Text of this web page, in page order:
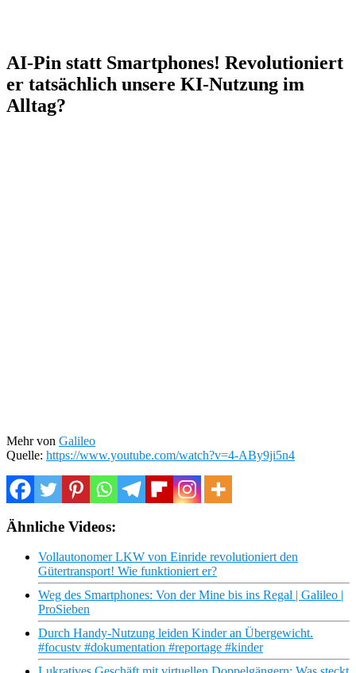
AI-Pin statt Smartphones! Revolutioniert
er tatsächlich unsere KI-Nutzung im
Alltag?
Mehr von Galileo
Quelle: https://www.youtube.com/watch?v=4-ABy9ji5n4
Ähnliche Videos:
Vollautonomer LKW von Einride revolutioniert den
Gütertransport! Wie funktioniert er?
Weg des Smartphones: Von der Mine bis ins Regal | Galileo |
ProSieben
Durch Handy-Nutzung leiden Kinder an Übergewicht.
#focustv #dokumentation #reportage #kinder